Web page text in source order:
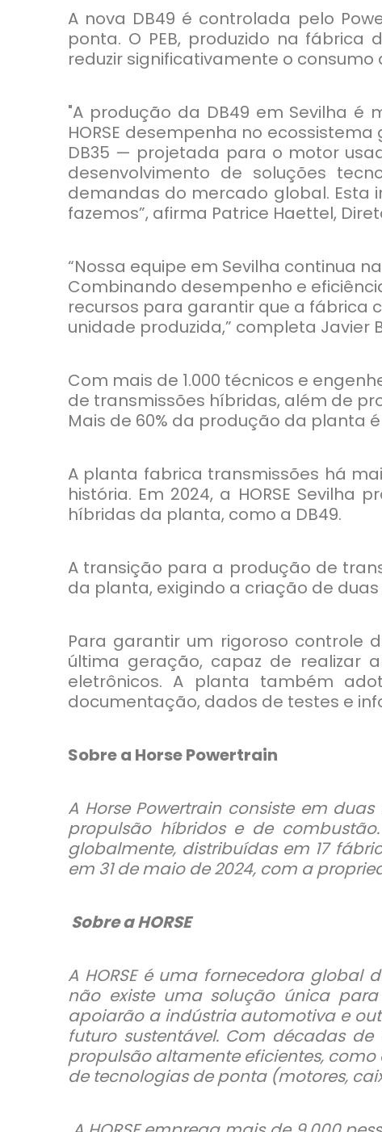
A nova DB49 é controlada pelo
ponta. O PEB, produzido na fábrica
reduzir significativamente o
"A produção da DB49 em Sevilha
HORSE desempenha no
DB35 — projetada para o motor
desenvolvimento de soluções
demandas do mercado global. Esta
fazemos”, afirma Patrice Haettel,
“Nossa equipe em Sevilha continua
Combinando desempenho e
recursos para garantir que a fábrica
unidade produzida,” completa Javier
Com mais de 1.000 técnicos e
de transmissões híbridas, além de
Mais de 60% da produção da planta
A planta fabrica transmissões há
história. Em 2024, a HORSE
híbridas da planta, como a DB49.
A transição para a produção de
da planta, exigindo a criação de
Para garantir um rigoroso controle
última geração, capaz de realizar
eletrônicos. A planta também
documentação, dados de testes e
Sobre a Horse Powertrain
A Horse Powertrain consiste em
propulsão híbridos e de
globalmente, distribuídas em 17
em 31 de maio de 2024, com a
Sobre a HORSE
A HORSE é uma fornecedora global
não existe uma solução única
apoiarão a indústria automotiva e
futuro sustentável. Com décadas de
propulsão altamente eficientes,
de tecnologias de ponta (motores,